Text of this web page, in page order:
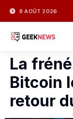
8 AOÛT 2026
La
Bitcoin
retour